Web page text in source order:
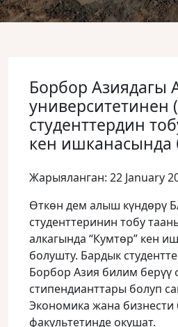
Борбор Азиядагы
университетинен
студенттердин
кен ишканасында
Жарыяланган: 22 January
Ɵткɵн дем алыш күндɵрү
студенттеринин тобу
алкагында “Кумтɵр” кен
болушту. Бардык
Борбор Азия билим берүү
стипендианттары болуп
Экономика жана бизнести
факультетинде окушат.